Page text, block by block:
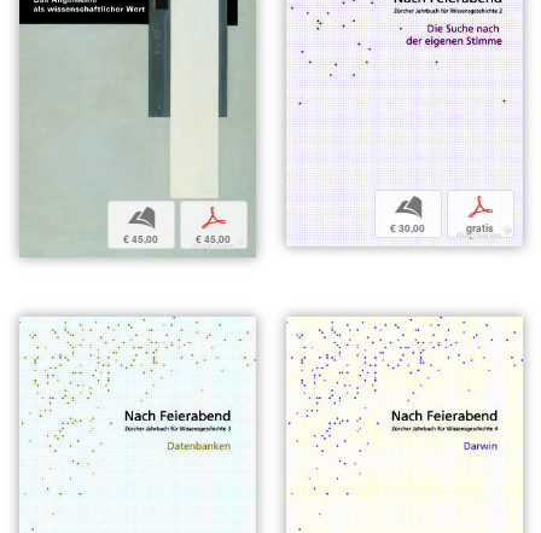
b
€ 45,00
p
€ 45,00
b
€ 30,00
p
gratis